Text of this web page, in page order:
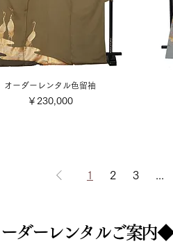
オーダーレンタル色留袖
価格
￥230,000
1 2 3
ダーレンタルご案内◆